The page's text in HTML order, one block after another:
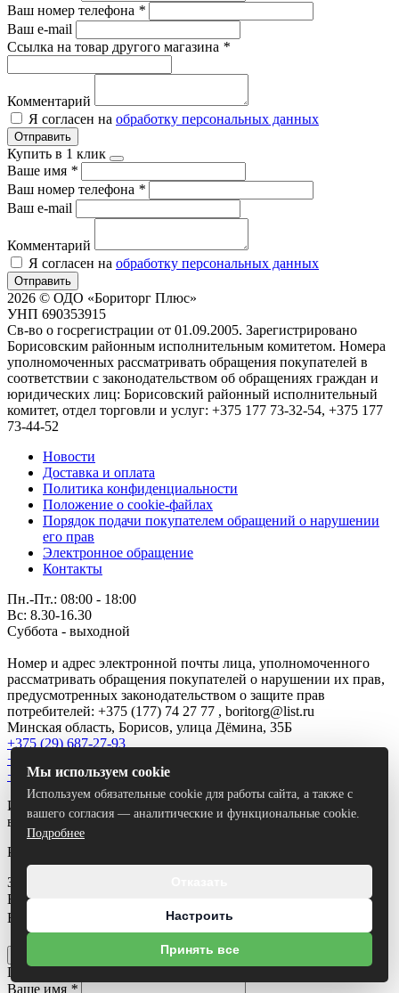
Ваш номер телефона *
Ваш e-mail
Ссылка на товар другого магазина *
Комментарий
Я согласен на обработку персональных данных
Отправить
Купить в 1 клик
Ваше имя *
Ваш номер телефона *
Ваш e-mail
Комментарий
Я согласен на обработку персональных данных
Отправить
2026 © ОДО «Бориторг Плюс»
УНП 690353915
Св-во о госрегистрации от 01.09.2005. Зарегистрировано
Борисовским районным исполнительным комитетом. Номера
уполномоченных рассматривать обращения покупателей в
соответствии с законодательством об обращениях граждан и
юридических лиц: Борисовский районный исполнительный
комитет, отдел торговли и услуг: +375 177 73-32-54, +375 177
73-44-52
Новости
Доставка и оплата
Политика конфиденциальности
Положение о cookie-файлах
Порядок подачи покупателем обращений о нарушении
его прав
Электронное обращение
Контакты
Пн.-Пт.: 08:00 - 18:00
Вс: 8.30-16.30
Суббота - выходной
Номер и адрес электронной почты лица, уполномоченного
рассматривать обращения покупателей о нарушении их прав,
предусмотренных законодательством о защите прав
потребителей: +375 (177) 74 27 77 , boritorg@list.ru
Минская область, Борисов, улица Дёмина, 35Б
+375 (29) 687-27-93
+375 (44) 774 32 03
+375 (29) 151 40 24
Использование материалов сайта только с разрешения
владельца.
Разработка сайта
Заказать звонок
Ваше имя
Ваш номер телефона
Я согласен наобработку персональных данных
Получить консультацию
Ваше имя *
Мы используем cookie
Используем обязательные cookie для работы сайта, а также с
вашего согласия — аналитические и функциональные cookie.
Подробнее
Настроить
Принять все